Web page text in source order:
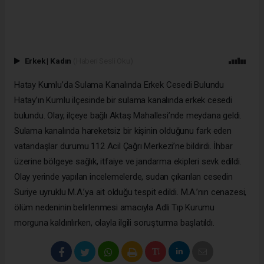
Erkek | Kadın
Hatay Kumlu’da Sulama Kanalında Erkek Cesedi Bulundu
Hatay’ın Kumlu ilçesinde bir sulama kanalında erkek cesedi
bulundu. Olay, ilçeye bağlı Aktaş Mahallesi’nde meydana geldi.
Sulama kanalında hareketsiz bir kişinin olduğunu fark eden
vatandaşlar durumu 112 Acil Çağrı Merkezi’ne bildirdi. İhbar
üzerine bölgeye sağlık, itfaiye ve jandarma ekipleri sevk edildi.
Olay yerinde yapılan incelemelerde, sudan çıkarılan cesedin
Suriye uyruklu M.A.’ya ait olduğu tespit edildi. M.A.’nın cenazesi,
ölüm nedeninin belirlenmesi amacıyla Adli Tıp Kurumu
morguna kaldırılırken, olayla ilgili soruşturma başlatıldı.